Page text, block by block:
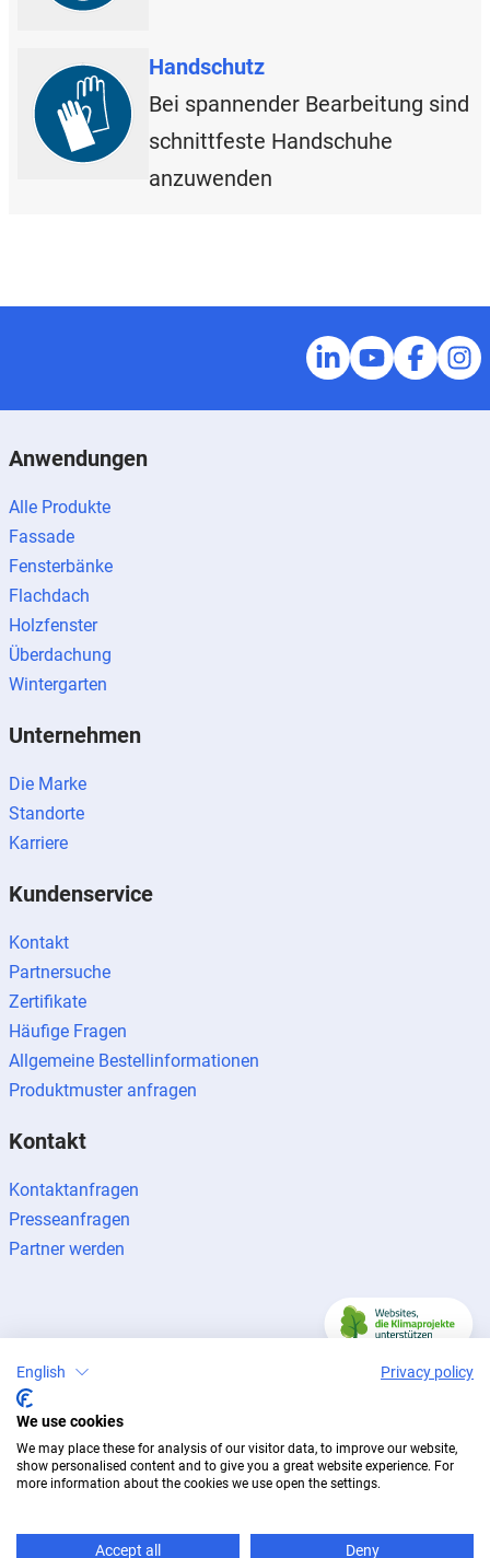
Handschutz
Bei spannender Bearbeitung sind
schnittfeste Handschuhe
anzuwenden
Anwendungen
Alle Produkte
Fassade
Fensterbänke
Flachdach
Holzfenster
Überdachung
Wintergarten
Unternehmen
Die Marke
Standorte
Karriere
Kundenservice
Kontakt
Partnersuche
Zertifikate
Häufige Fragen
Allgemeine Bestellinformationen
Produktmuster anfragen
Kontakt
Kontaktanfragen
Presseanfragen
Partner werden
Impressum
© 2026 BUG Aluminium-Systeme
English Privacy policy
We use cookies
We may place these for analysis of our visitor data, to improve our website,
show personalised content and to give you a great website experience. For
more information about the cookies we use open the settings.
Accept all Deny